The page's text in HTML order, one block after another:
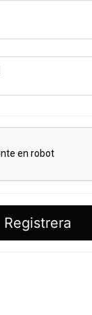
Registrera